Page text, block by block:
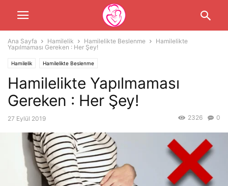
Ana Sayfa Hamilelik Hamilelikte Beslenme
Hamilelikte
Yapılmaması Gereken : Her Şey!
Hamilelik Hamilelikte Beslenme
Hamilelikte Yapılmaması
Gereken : Her Şey!
27 Eylül 2019 0
2326